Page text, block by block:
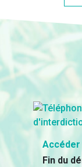
Accéder
Fin du